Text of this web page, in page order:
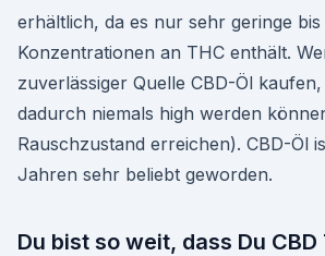
erhältlich, da es nur sehr geringe bis
Konzentrationen an THC enthält.
zuverlässiger Quelle CBD-Öl
dadurch niemals high werden
Rauschzustand erreichen). CBD-Öl
Jahren sehr beliebt geworden.
Du bist so weit, dass Du